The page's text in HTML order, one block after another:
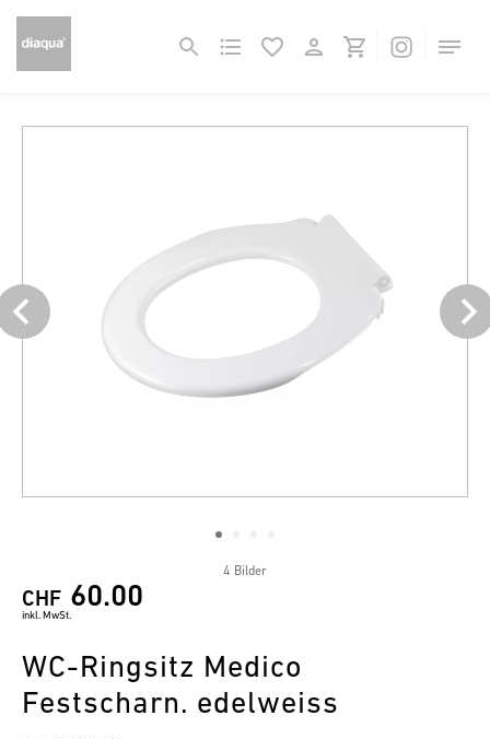
4 Bilder
CHF 60.00
inkl. MwSt.
WC-Ringsitz Medico
Festscharn. edelweiss